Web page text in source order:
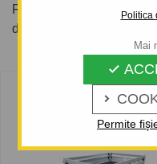
Politica


Permite
Mai
Remorci tip platformă de
de încărcare